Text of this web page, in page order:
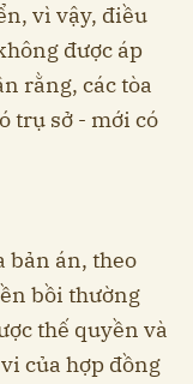
vì vậy, điều
được áp
rằng, các tòa
trụ sở - mới có
bản án, theo
bồi thường
thế quyền và
của hợp đồng